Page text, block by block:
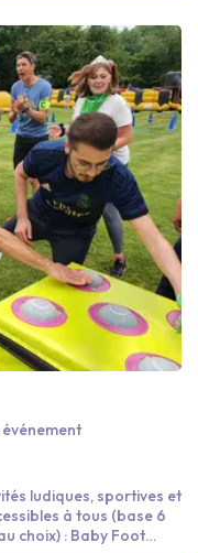
ludiques, sportives et
à tous (base 6